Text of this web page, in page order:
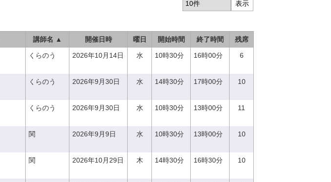
講師名 ▲ 開催日時 曜日 開始時間 終了時間 残席
くらのう 2026年10月14日 水 10時30分 16時00分 6
くらのう 2026年9月30日 水 14時30分 17時00分 10
くらのう 2026年9月30日 水 10時30分 13時00分 11
関 2026年9月9日 水 10時30分 13時00分 10
関 2026年10月29日 木 14時30分 16時30分 10